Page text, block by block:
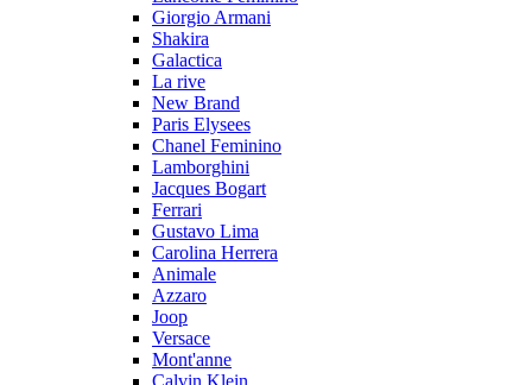
Giorgio Armani
Shakira
Galactica
La rive
New Brand
Paris Elysees
Chanel Feminino
Lamborghini
Jacques Bogart
Ferrari
Gustavo Lima
Carolina Herrera
Animale
Azzaro
Joop
Versace
Mont'anne
Calvin Klein